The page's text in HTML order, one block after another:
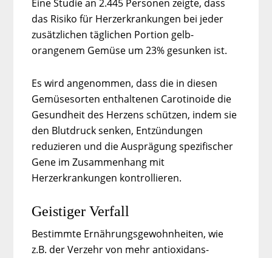
Eine Studie an 2.445 Personen zeigte, dass
das Risiko für Herzerkrankungen bei jeder
zusätzlichen täglichen Portion gelb-
orangenem Gemüse um 23% gesunken ist.
Es wird angenommen, dass die in diesen
Gemüsesorten enthaltenen Carotinoide die
Gesundheit des Herzens schützen, indem sie
den Blutdruck senken, Entzündungen
reduzieren und die Ausprägung spezifischer
Gene im Zusammenhang mit
Herzerkrankungen kontrollieren.
Geistiger Verfall
Bestimmte Ernährungsgewohnheiten, wie
z.B. der Verzehr von mehr antioxidans-